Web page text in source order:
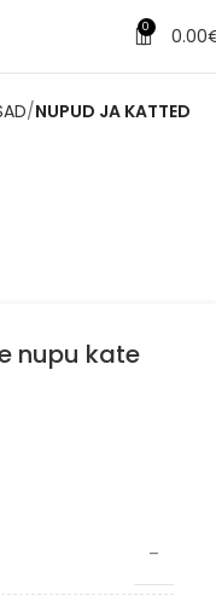
0 0.00
NUPUD JA KATTED
nupu kate
–